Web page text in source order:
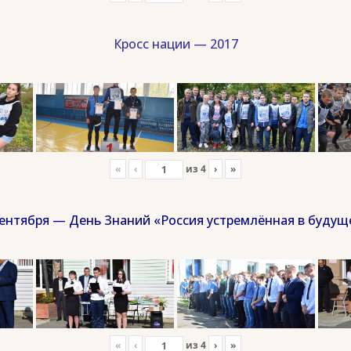
Кросс нации — 2017
« ‹ из 4 › »
— День Знаний «Россия устремлённая в
« ‹ из 4 › »